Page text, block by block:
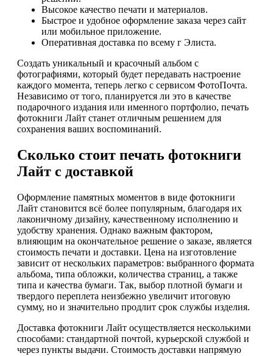
Высокое качество печати и материалов.
Быстрое и удобное оформление заказа через сайт
или мобильное приложение.
Оперативная доставка по всему г Элиста.
Создать уникальный и красочный альбом с
фотографиями, который будет передавать настроение
каждого момента, теперь легко с сервисом ФотоПочта.
Независимо от того, планируется ли это в качестве
подарочного издания или именного портфолио, печать
фотокниги Лайт станет отличным решением для
сохранения ваших воспоминаний.
Сколько стоит печать фотокниги
Лайт с доставкой
Оформление памятных моментов в виде фотокниги
Лайт становится всё более популярным, благодаря их
лаконичному дизайну, качественному исполнению и
удобству хранения. Однако важным фактором,
влияющим на окончательное решение о заказе, является
стоимость печати и доставки. Цена на изготовление
зависит от нескольких параметров: выбранного формата
альбома, типа обложки, количества страниц, а также
типа и качества бумаги. Так, выбор плотной бумаги и
твердого переплета неизбежно увеличит итоговую
сумму, но и значительно продлит срок службы изделия.
Доставка фотокниги Лайт осуществляется несколькими
способами: стандартной почтой, курьерской службой и
через пункты выдачи. Стоимость доставки напрямую